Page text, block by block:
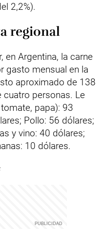
2,2%).
regional
en Argentina, la carne
gasto mensual en la
aproximado de 138
cuatro personas. Le
papa): 93
Pollo: 56 dólares;
y vino: 40 dólares;
10 dólares.